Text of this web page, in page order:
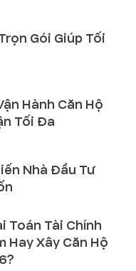
Gói Giúp Tối
Hành Căn Hộ
Tối Đa
Nhà Đầu Tư
Toán Tài Chính
Hay Xây Căn Hộ